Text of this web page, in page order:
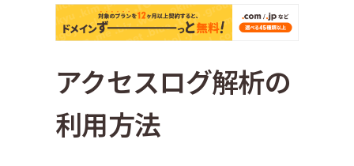
アクセスログ解析の
利用方法